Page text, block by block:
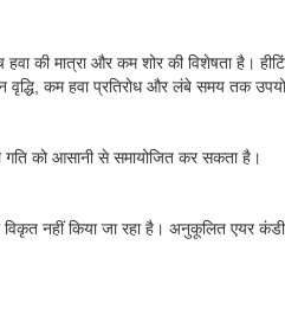
की मात्रा और कम शोर की विशेषता है।
वृद्धि, कम हवा प्रतिरोध और लंबे समय तक
गति को आसानी से समायोजित कर सकता है।
नहीं किया जा रहा है। अनुकूलित एयर